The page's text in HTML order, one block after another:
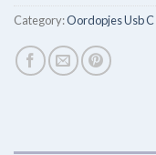
Category:Oordopjes Usb C